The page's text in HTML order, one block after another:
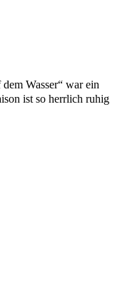
Wasser“ war ein
ist so herrlich ruhig